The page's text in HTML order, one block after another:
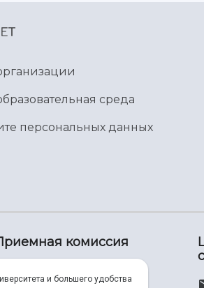
среда
персональных данных
комиссия
и большего удобства